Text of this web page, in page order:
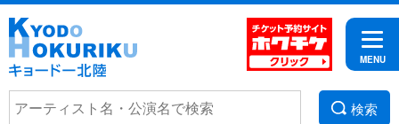
検索